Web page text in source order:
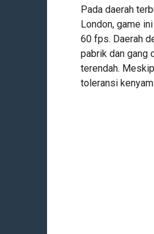
Pada daerah
London, game
60 fps. Daerah
pabrik dan gang
terendah.
toleransi